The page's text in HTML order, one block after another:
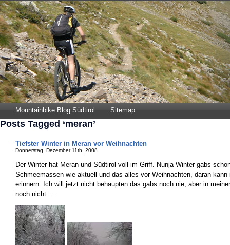
Mountainbike Blog Südtirol Sitemap
Posts Tagged ‘meran’
Tiefster Winter in Meran vor Weihnachten
Donnerstag, Dezember 11th, 2008
Der Winter hat Meran und Südtirol voll im Griff. Nunja Winter gabs
Schmeemassen wie aktuell und das alles vor Weihnachten, daran
erinnern. Ich will jetzt nicht behaupten das gabs noch nie, aber in
noch nicht….